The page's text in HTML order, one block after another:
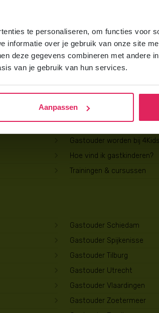
te personaliseren, om functies voor
informatie over je gebruik van onze site
deze gegevens combineren met andere
van je gebruik van hun services.
Aanpassen
Brochure aanvragen
Gastouder worden bij 4Kids
Hoe vind ik gastkinderen?
Trainingen & cursussen
Gastouder Schiedam
Gastouder Spijkenisse
Gastouder Tilburg
Gastouder Utrecht
Gastouder Vlaardingen
Gastouder Zoetermeer